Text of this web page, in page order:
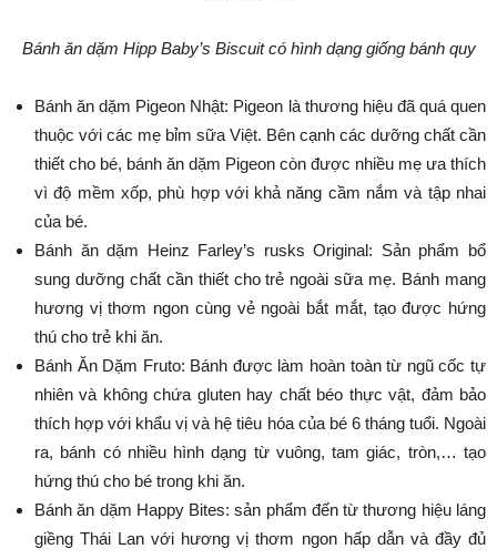
Bánh ăn dặm Hipp Baby’s Biscuit có hình dạng giống bánh quy
Bánh ăn dặm Pigeon Nhật: Pigeon là thương hiệu đã quá quen
thuộc với các mẹ bỉm sữa Việt. Bên cạnh các dưỡng chất cần
thiết cho bé, bánh ăn dặm Pigeon còn được nhiều mẹ ưa thích
vì độ mềm xốp, phù hợp với khả năng cầm nắm và tập nhai
của bé.
Bánh ăn dặm Heinz Farley’s rusks Original: Sản phẩm bổ
sung dưỡng chất cần thiết cho trẻ ngoài sữa mẹ. Bánh mang
hương vị thơm ngon cùng vẻ ngoài bắt mắt, tạo được hứng
thú cho trẻ khi ăn.
Bánh Ăn Dặm Fruto: Bánh được làm hoàn toàn từ ngũ cốc tự
nhiên và không chứa gluten hay chất béo thực vật, đảm bảo
thích hợp với khẩu vị và hệ tiêu hóa của bé 6 tháng tuổi. Ngoài
ra, bánh có nhiều hình dạng từ vuông, tam giác, tròn,… tạo
hứng thú cho bé trong khi ăn.
Bánh ăn dặm Happy Bites: sản phẩm đến từ thương hiệu láng
giềng Thái Lan với hương vị thơm ngon hấp dẫn và đầy đủ